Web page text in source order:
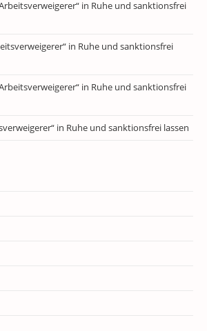
in Ruhe und sanktionsfrei
in Ruhe und sanktionsfrei
in Ruhe und sanktionsfrei
in Ruhe und sanktionsfrei lassen